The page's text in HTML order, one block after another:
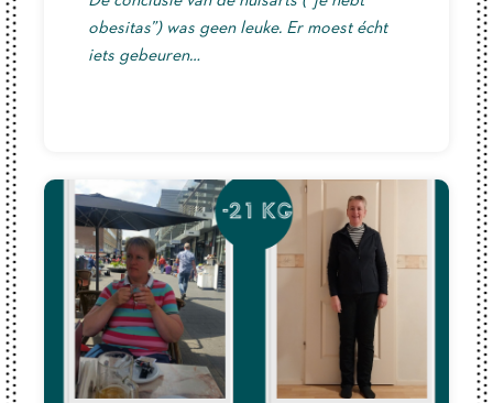
obesitas”) was geen leuke. Er moest écht
iets gebeuren…